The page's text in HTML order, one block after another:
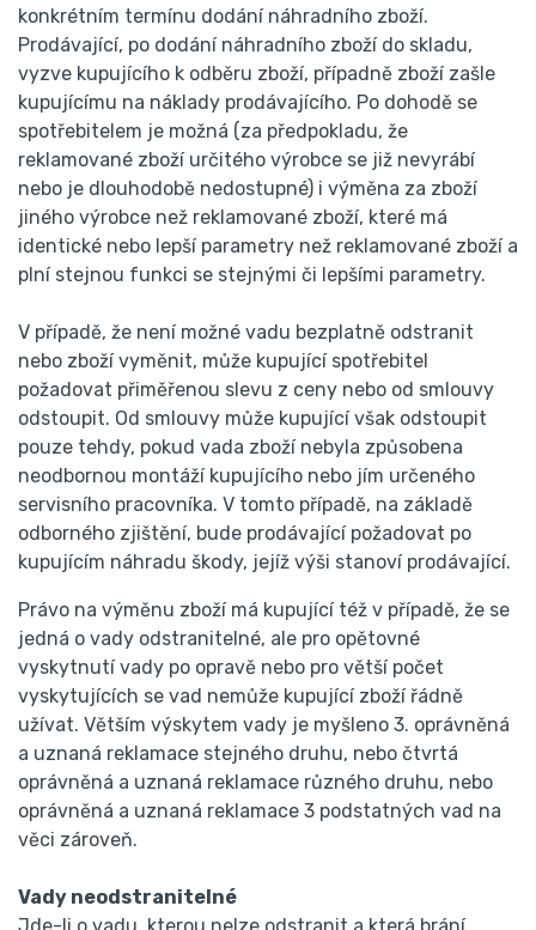
konkrétním termínu dodání náhradního zboží.
Prodávající, po dodání náhradního zboží do skladu,
vyzve kupujícího k odběru zboží, případně zboží zašle
kupujícímu na náklady prodávajícího. Po dohodě se
spotřebitelem je možná (za předpokladu, že
reklamované zboží určitého výrobce se již nevyrábí
nebo je dlouhodobě nedostupné) i výměna za zboží
jiného výrobce než reklamované zboží, které má
identické nebo lepší parametry než reklamované zboží a
plní stejnou funkci se stejnými či lepšími parametry.
V případě, že není možné vadu bezplatně odstranit
nebo zboží vyměnit, může kupující spotřebitel
požadovat přiměřenou slevu z ceny nebo od smlouvy
odstoupit. Od smlouvy může kupující však odstoupit
pouze tehdy, pokud vada zboží nebyla způsobena
neodbornou montáží kupujícího nebo jím určeného
servisního pracovníka. V tomto případě, na základě
odborného zjištění, bude prodávající požadovat po
kupujícím náhradu škody, jejíž výši stanoví prodávající.
Právo na výměnu zboží má kupující též v případě, že se
jedná o vady odstranitelné, ale pro opětovné
vyskytnutí vady po opravě nebo pro větší počet
vyskytujících se vad nemůže kupující zboží řádně
užívat. Větším výskytem vady je myšleno 3. oprávněná
a uznaná reklamace stejného druhu, nebo čtvrtá
oprávněná a uznaná reklamace různého druhu, nebo
oprávněná a uznaná reklamace 3 podstatných vad na
věci zároveň.
Vady neodstranitelné